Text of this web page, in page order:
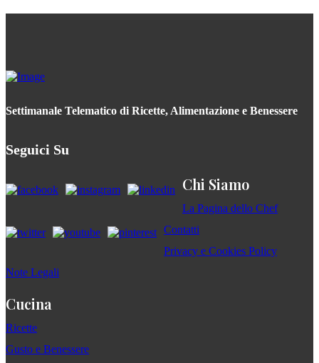
Settimanale Telematico di Ricette, Alimentazione e Benessere
Seguici Su
Chi Siamo
La Pagina dello Chef
Contatti
Privacy e Cookies Policy
Note Legali
Cucina
Ricette
Gusto e Benessere